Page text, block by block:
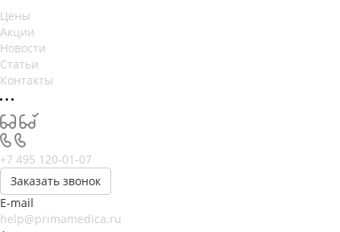
Цены
Акции
Новости
Статьи
Контакты
+7 495 120-01-07
Заказать звонок
E-mail
help@primamedica.ru